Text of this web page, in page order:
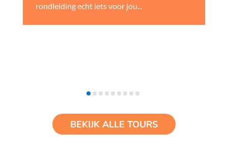
rondleiding echt iets voor jou...
BEKIJK ALLE TOURS